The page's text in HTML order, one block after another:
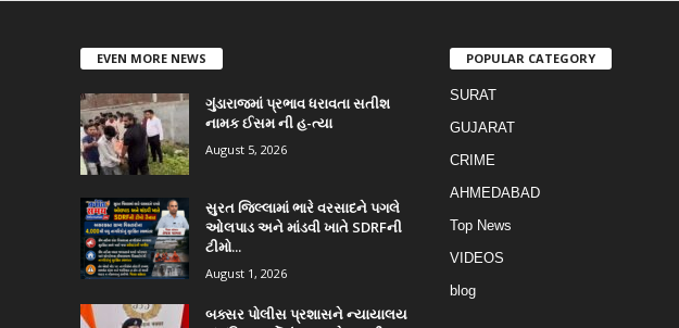
EVEN MORE NEWS
ગુંડારાજમાં પ્રભાવ ધરાવતા સતીશ
નામક ઈસમ ની હ-ત્યા
August 5, 2026
સુરત જિલ્લામાં ભારે વરસાદને પગલે
ઓલપાડ અને માંડવી ખાતે SDRFની
ટીમો...
August 1, 2026
બક્સર પોલીસ પ્રશાસને ન્યાયાલય
POPULAR CATEGORY
SURAT
GUJARAT
CRIME
AHMEDABAD
Top News
VIDEOS
blog